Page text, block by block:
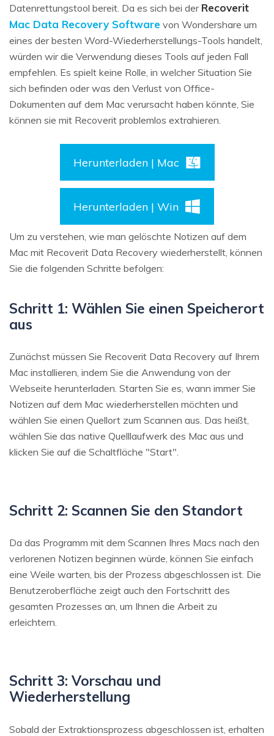
Datenrettungstool bereit. Da es sich bei der Recoverit
Mac Data Recovery Software von Wondershare um
eines der besten Word-Wiederherstellungs-Tools handelt,
würden wir die Verwendung dieses Tools auf jeden Fall
empfehlen. Es spielt keine Rolle, in welcher Situation Sie
sich befinden oder was den Verlust von Office-
Dokumenten auf dem Mac verursacht haben könnte, Sie
können sie mit Recoverit problemlos extrahieren.
Herunterladen | Mac
Herunterladen | Win
Um zu verstehen, wie man gelöschte Notizen auf dem
Mac mit Recoverit Data Recovery wiederherstellt, können
Sie die folgenden Schritte befolgen:
Schritt 1: Wählen Sie einen Speicherort
aus
Zunächst müssen Sie Recoverit Data Recovery auf Ihrem
Mac installieren, indem Sie die Anwendung von der
Webseite herunterladen. Starten Sie es, wann immer Sie
Notizen auf dem Mac wiederherstellen möchten und
wählen Sie einen Quellort zum Scannen aus. Das heißt,
wählen Sie das native Quelllaufwerk des Mac aus und
klicken Sie auf die Schaltfläche "Start".
Schritt 2: Scannen Sie den Standort
Da das Programm mit dem Scannen Ihres Macs nach den
verlorenen Notizen beginnen würde, können Sie einfach
eine Weile warten, bis der Prozess abgeschlossen ist. Die
Benutzeroberfläche zeigt auch den Fortschritt des
gesamten Prozesses an, um Ihnen die Arbeit zu
erleichtern.
Schritt 3: Vorschau und
Wiederherstellung
Sobald der Extraktionsprozess abgeschlossen ist, erhalten